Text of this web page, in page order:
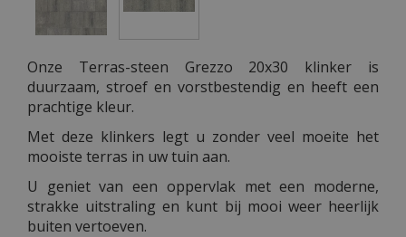
Onze Terras-steen Grezzo 20x30 klinker is
duurzaam, stroef en vorstbestendig en heeft een
prachtige kleur.
Met deze klinkers legt u zonder veel moeite het
mooiste terras in uw tuin aan.
U geniet van een oppervlak met een moderne,
strakke uitstraling en kunt bij mooi weer heerlijk
buiten vertoeven.